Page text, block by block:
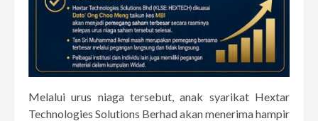
Melalui urus niaga tersebut, anak syarikat Hextar
Technologies Solutions Berhad akan menerima hampir